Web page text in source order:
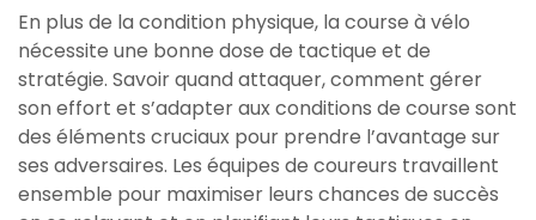
En plus de la condition physique, la course à vélo
nécessite une bonne dose de tactique et de
stratégie. Savoir quand attaquer, comment gérer
son effort et s’adapter aux conditions de course sont
des éléments cruciaux pour prendre l’avantage sur
ses adversaires. Les équipes de coureurs travaillent
ensemble pour maximiser leurs chances de succès